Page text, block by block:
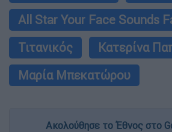
All Star Your Face Sounds
Τιτανικός
Κατερίνα
Μαρία Μπεκατώρου
Ακολούθησε το Έθνος στο